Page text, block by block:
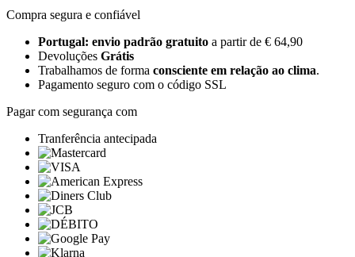
Compra segura e confiável
Portugal: envio padrão gratuito a partir de € 64,90
Devoluções Grátis
Trabalhamos de forma consciente em relação ao clima.
Pagamento seguro com o código SSL
Pagar com segurança com
Tranferência antecipada